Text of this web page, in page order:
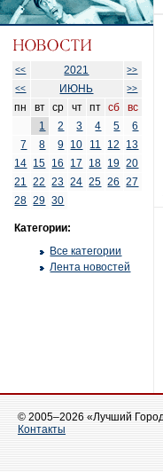
<< 2021
>>
<<
ИЮНЬ >>
пн вт ср чт пт сб
вс
1
2 3 4 5
6
7
8 9 10 11 12
13
14 15 16 17 18 19 20
21
22 23 24 25 26
27
28 29 30
Категории:
Все категории
Лента новостей
© 2005–2026 «Лучший
Контакты